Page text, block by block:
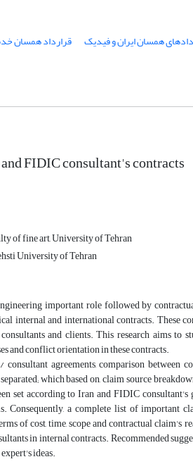
همسان ایران و فیدیک
قرارداد همسان
FIDIC consultant's contracts
of fine art, University of Tehran
University of Tehran
important role followed by
internal and international contracts. These
and clients. This research aims to
and conflict orientation in these contracts.
agreements, comparison between
which based on, claim source
set according to Iran and FIDIC
Consequently, a complete list of important
of cost, time, scope and contractual claim's
in internal contracts. Recommended
ideas.